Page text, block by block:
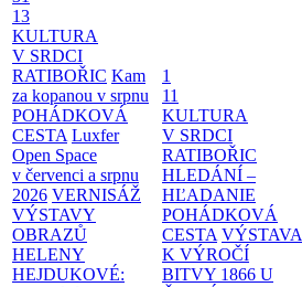
13
KULTURA
V SRDCI
RATIBOŘIC Kam
za kopanou v srpnu
POHÁDKOVÁ
CESTA Luxfer
Open Space
v červenci a srpnu
2026 VERNISÁŽ
VÝSTAVY
OBRAZŮ
HELENY
HEJDUKOVÉ:
1
11
KULTURA
V SRDCI
RATIBOŘIC
HLEDÁNÍ –
HĽADANIE
POHÁDKOVÁ
CESTA VÝSTAVA
K VÝROČÍ
BITVY 1866 U